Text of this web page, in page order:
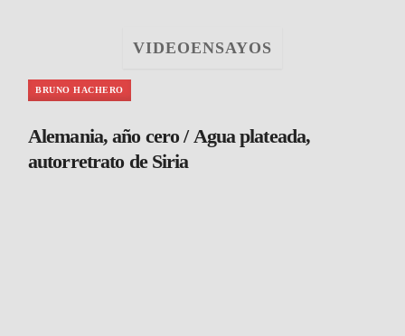
VIDEOENSAYOS
BRUNO HACHERO
Alemania, año cero / Agua plateada,
autorretrato de Siria